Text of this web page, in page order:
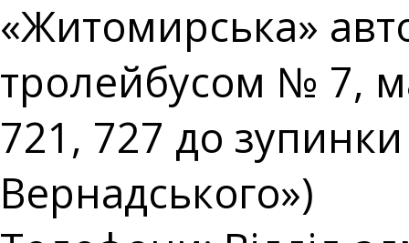
«Житомирська»
тролейбусом № 7,
721, 727 до
Вернадського»)